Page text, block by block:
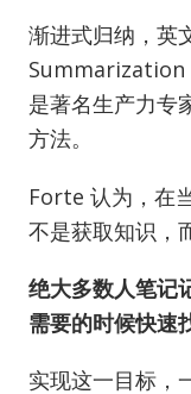
渐进式归纳，英
Summarization
是著名生产力专
方法。
Forte 认为，在
不是获取知识，
绝大多数人笔记
需要的时候快速
实现这一目标，